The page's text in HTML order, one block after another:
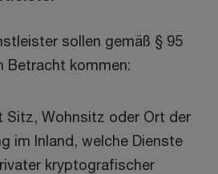
sollen gemäß § 95
Betracht kommen:
Sitz, Wohnsitz oder Ort der
im Inland, welche Dienste
kryptografischer